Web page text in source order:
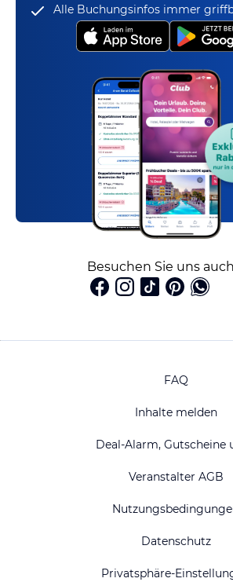
Alle Buchungsinfos immer
Besuchen Sie uns
FAQ
Inhalte melden
Deal-Alarm, Gutscheine
Veranstalter AGB
Datenschutz
Privatsphäre-